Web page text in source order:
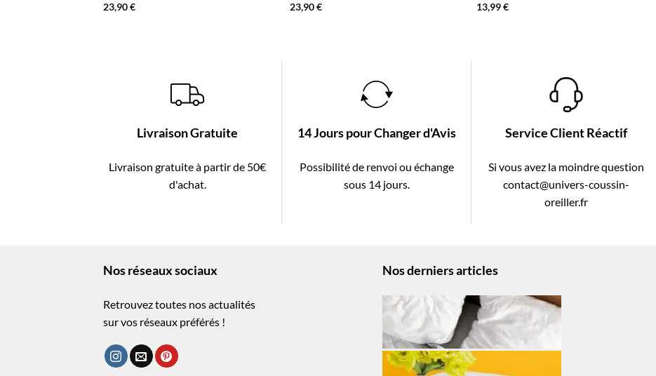
23,90€ 23,90€ 13,99€
Livraison Gratuite
Livraison gratuite à partir de 50€
d'achat.
14 Jours pour Changer d'Avis
Possibilité de renvoi ou échange
sous 14 jours.
Service Client Réactif
Si vous avez la moindre question
contact@univers-coussin-
oreiller.fr
Nos réseaux sociaux
Retrouvez toutes nos actualités
sur vos réseaux préférés !
Nos derniers articles